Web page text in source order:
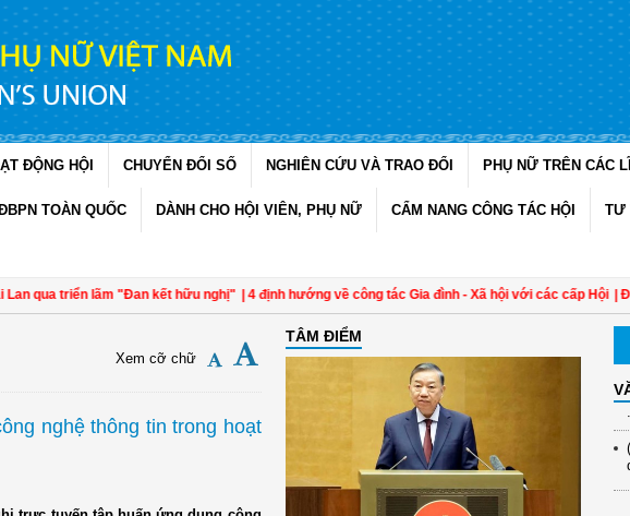
ĐỘNG HỘI CHUYỂN ĐỔI SỐ NGHIÊN CỨU VÀ TRAO ĐỔI PHỤ NỮ TRÊN CÁC
TOÀN QUỐC DÀNH CHO HỘI VIÊN, PHỤ NỮ CẨM NANG CÔNG TÁC HỘI TƯ
triển lãm "Đan kết hữu nghị" | 4 định hướng về công tác Gia đình - Xã hội với các cấp Hội | Đề án
Xem cỡ chữ
nghệ thông tin trong hoạt
TÂM ĐIỂM